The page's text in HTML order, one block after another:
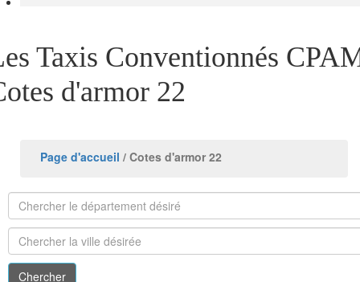
Taxis Conventionnés
d'armor 22
Page d'accueil / Cotes d'armor 22